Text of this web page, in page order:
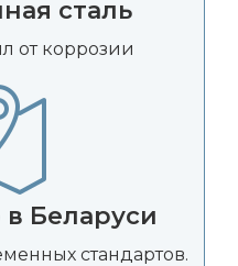
сталь
от коррозии
Беларуси
стандартов.